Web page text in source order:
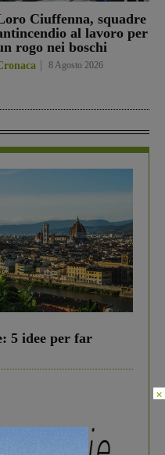
Ciuffenna, squadre
al lavoro per
rogo nei boschi
8 Agosto 2026
5 idee per far
×